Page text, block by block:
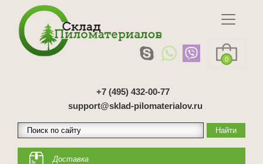
0
+7 (495) 432-00-77
support@sklad-pilomaterialov.ru
Доставка